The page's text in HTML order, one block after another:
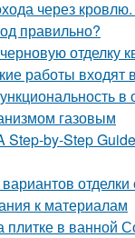
через
правильно?
отделку
работы входят
в
газовым
Step-by-Step
отделки
к материалам
плитке в ванной